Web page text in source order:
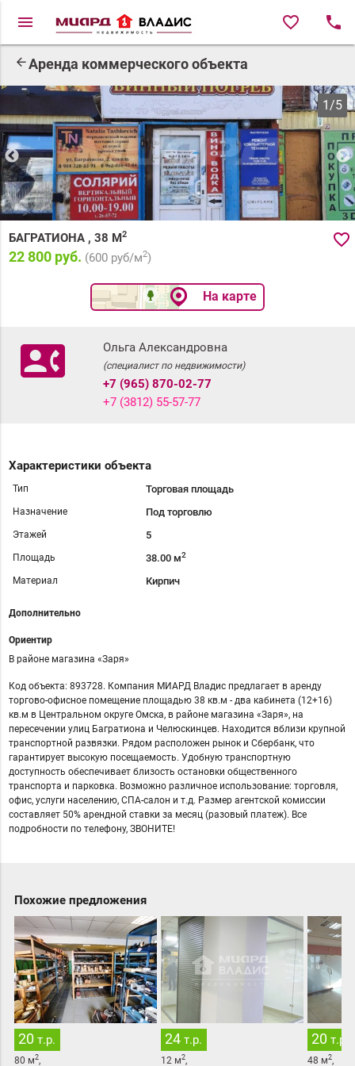
menu favorite_border local_phone
arrow_backАренда коммерческого объекта
1/5
favorite_border
БАГРАТИОНА , 38 М2
22 800 руб. (600руб/м2)
На карте
contact_phone Ольга Александровна
(специалист по недвижимости)
+7 (965) 870-02-77
+7 (3812) 55-57-77
Характеристики объекта
Тип Торговая площадь
Назначение Под торговлю
Этажей 5
Площадь 38.00 м2
Материал Кирпич
Дополнительно
Ориентир
В районе магазина «Заря»
Код объекта: 893728. Компания МИАРД Владис предлагает в аренду
торгово-офисное помещение площадью 38 кв.м - два кабинета (12+16)
кв.м в Центральном округе Омска, в районе магазина «Заря», на
пересечении улиц Багратиона и Челюскинцев. Находится вблизи крупной
транспортной развязки. Рядом расположен рынок и Сбербанк, что
гарантирует высокую посещаемость. Удобную транспортную
доступность обеспечивает близость остановки общественного
транспорта и парковка. Возможно различное использование: торговля,
офис, услуги населению, СПА-салон и т.д. Размер агентской комиссии
составляет 50% арендной ставки за месяц (разовый платеж). Все
подробности по телефону, ЗВОНИТЕ!
Похожие предложения
20 т.р.
80 м2,
24 т.р.
12 м2,
20 т.р.
48 м2,